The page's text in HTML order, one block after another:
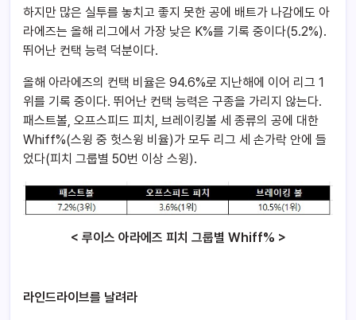
하지만 많은 실투를 놓치고 좋지 못한 공에 배트가 나감에도 아
라에즈는 올해 리그에서 가장 낮은 K%를 기록 중이다(5.2%).
뛰어난 컨택 능력 덕분이다.
올해 아라에즈의 컨택 비율은 94.6%로 지난해에 이어 리그 1
위를 기록 중이다. 뛰어난 컨택 능력은 구종을 가리지 않는다.
패스트볼, 오프스피드 피치, 브레이킹볼 세 종류의 공에 대한
Whiff%(스윙 중 헛스윙 비율)가 모두 리그 세 손가락 안에 들
었다(피치 그룹별 50번 이상 스윙).
< 루이스 아라에즈 피치 그룹별 Whiff% >
라인드라이브를 날려라